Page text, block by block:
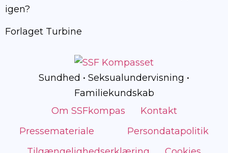
igen?
Forlaget Turbine
Sundhed • Seksualundervisning •
Familiekundskab
Om SSFkompas
Kontakt
Pressemateriale
Persondatapolitik